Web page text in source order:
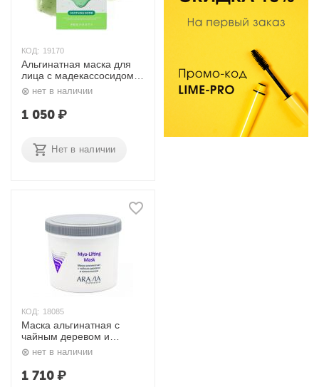
КОД: 19170
Альгинатная маска для
лица с мадекассосидом и
чайным деревом Jellychu
Modeling Mask, 50 гх2
шт/5 гх2 шт. Beausta
нет в наличии
1 050₽
Нет в наличии
КОД: 18085
Маска альгинатная с
чайным деревом и
миоксинолом, Myo-Lifting
550 мл. Aravia
нет в наличии
1 710₽